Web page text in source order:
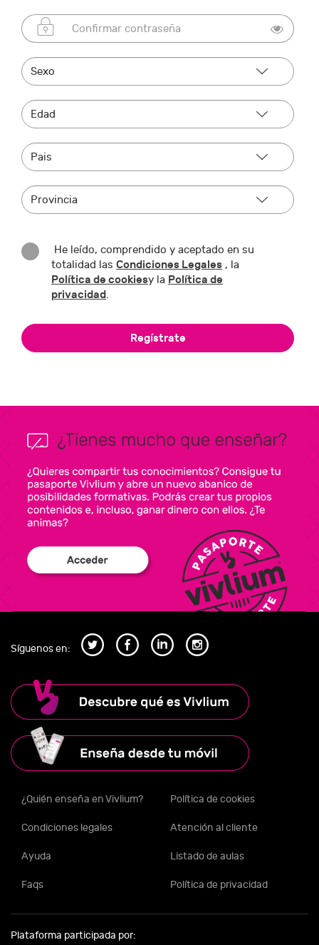
He leído, comprendido y aceptado en su
totalidad las Condiciones Legales , la
Política de cookiesy la Política de
privacidad.
Síguenos en:
¿Quién enseña en Vivlium? Política de cookies
Condiciones legales Atención al cliente
Ayuda Listado de aulas
Faqs Política de privacidad
Plataforma participada por: